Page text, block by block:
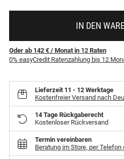
IN DEN
Oder ab 142 € / Monatin 12 Raten
0% easyCredit Ratenzahlung bis 12
Lieferzeit 11 - 12 Werktage
Kostenfreier Versand nach
14 Tage Rückgaberecht
Kostenloser Rückversand
Termin vereinbaren
Beratung im Store, per Telefon